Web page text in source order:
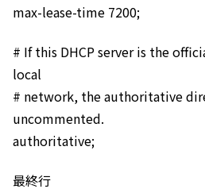
max-lease-time 7200;
# If this DHCP server is the
local
# network, the authoritative
uncommented.
authoritative;
最終行